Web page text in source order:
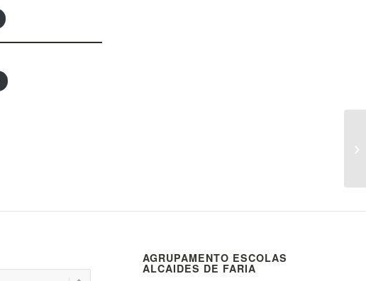
AGRUPAMENTO ESCOLAS
ALCAIDES DE FARIA